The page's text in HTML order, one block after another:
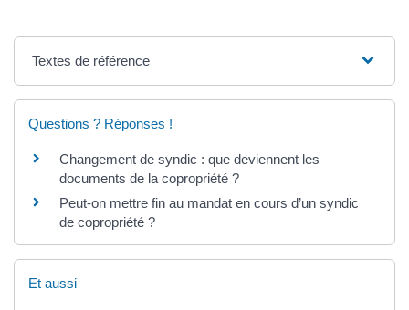
Textes de référence
Questions ? Réponses !
Changement de syndic : que deviennent les
documents de la copropriété ?
Peut-on mettre fin au mandat en cours d’un syndic
de copropriété ?
Et aussi